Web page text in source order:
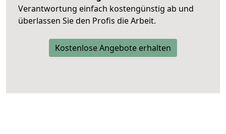
Verantwortung einfach kostengünstig ab und
überlassen Sie den Profis die Arbeit.
Kostenlose Angebote erhalten